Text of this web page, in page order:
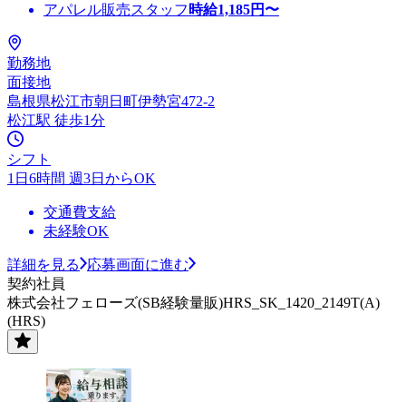
アパレル販売スタッフ 時給1,185円〜
勤務地
面接地
島根県松江市朝日町伊勢宮472-2
松江駅 徒歩1分
シフト
1日6時間 週3日からOK
交通費支給
未経験OK
詳細を見る
応募画面に進む
契約社員
株式会社フェローズ(SB経験量販)HRS_SK_1420_2149T(A)
(HRS)